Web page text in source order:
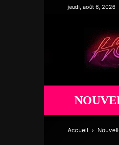
jeudi, août 6, 2026
Accueil